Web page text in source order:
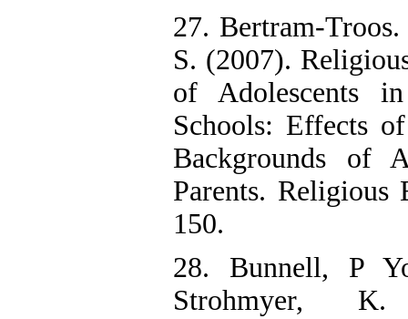
27. Bertram-
S. (2007).
of Adolescents
Schools: Effects
Backgrounds of
Parents. Religious
150.
28. Bunnell, P
Strohmyer,